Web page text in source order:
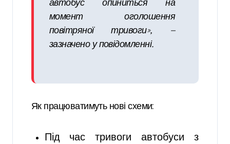
автобус опиниться на
момент оголошення
повітряної тривоги», —
зазначено у повідомленні.
Як працюватимуть нові схеми:
Під час тривоги автобуси з